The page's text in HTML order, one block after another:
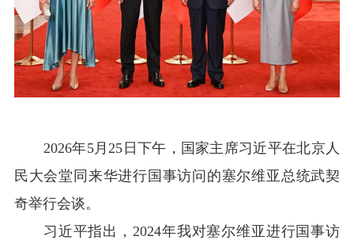
2026年5月25日下午，国家主席习近平在北京人
民大会堂同来华进行国事访问的塞尔维亚总统武契
奇举行会谈。
习近平指出，2024年我对塞尔维亚进行国事访